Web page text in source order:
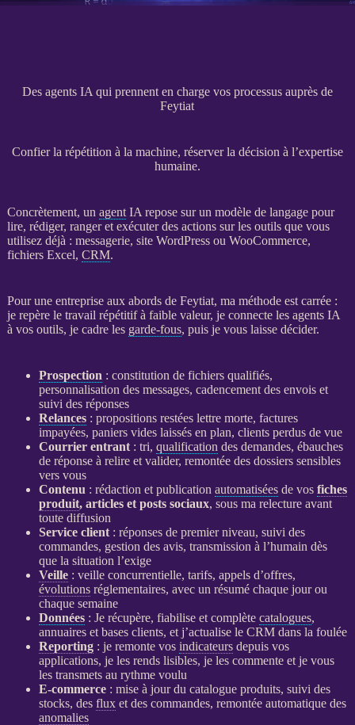
Des agents IA qui prennent en charge vos processus auprès de
Feytiat
Confier la répétition à la machine, réserver la décision à l’expertise
humaine.
Concrètement, un agent IA repose sur un modèle de langage pour
lire, rédiger, ranger et exécuter des actions sur les outils que vous
utilisez déjà : messagerie, site WordPressou WooCommerce,
fichiers Excel, CRM.
Pour une entreprise aux abords de Feytiat, ma méthode est carrée :
je repère le travail répétitif à faible valeur, je connecte les agents IA
à vos outils, je cadre les garde-fous, puis je vous laisse décider.
Prospection : constitution de fichiers qualifiés,
personnalisation des messages, cadencement des envois et
suivi des réponses
Relances: propositions restées lettre morte, factures
impayées, paniers vides laissés en plan, clients perdus de vue
Courrier entrant: tri, qualification des demandes, ébauches
de réponse à relire et valider, remontée des dossiers sensibles
vers vous
Contenu : rédaction et publication automatiséesde vos fiches
produit, articles et posts sociaux, sous ma relecture avant
toute diffusion
Service client: réponses de premier niveau, suivi des
commandes, gestion des avis, transmission à l’humain dès
que la situation l’exige
Veille: veille concurrentielle, tarifs, appels d’offres,
évolutionsréglementaires, avec un résumé chaque jour ou
chaque semaine
Données: Je récupère, fiabilise et complète catalogues,
annuaires et bases clients, et j’actualise le CRMdans la foulée
Reporting: je remonte vos indicateursdepuis vos
applications, je les rends lisibles, je les commente et je vous
les transmets au rythme voulu
E-commerce: mise à jour du catalogueproduits, suivi des
stocks, des fluxet des commandes, remontée automatique des
anomalies